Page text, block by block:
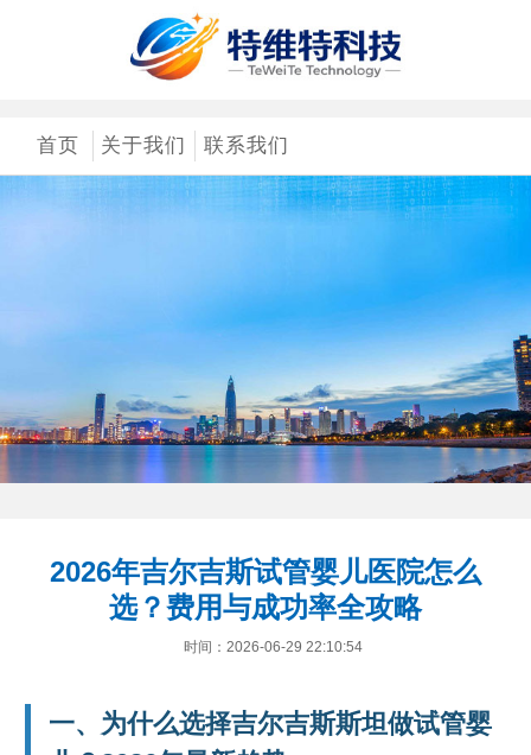
首页 关于我们 联系我们
2026年吉尔吉斯试管婴儿医院怎么
选？费用与成功率全攻略
时间：2026-06-29 22:10:54
一、为什么选择吉尔吉斯斯坦做试管婴